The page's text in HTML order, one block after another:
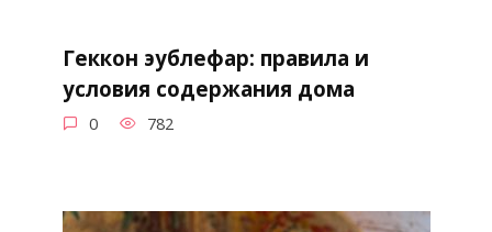
Геккон эублефар: правила и
условия содержания дома
0 782